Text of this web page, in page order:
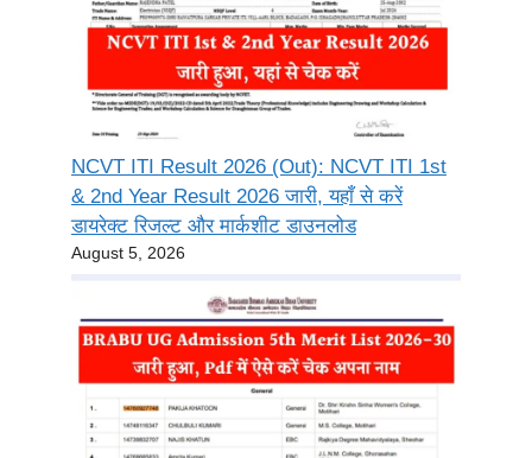
NCVT ITI Result 2026 (Out): NCVT ITI 1st
& 2nd Year Result 2026 जारी, यहाँ से करें
डायरेक्ट रिजल्ट और मार्कशीट डाउनलोड
August 5, 2026